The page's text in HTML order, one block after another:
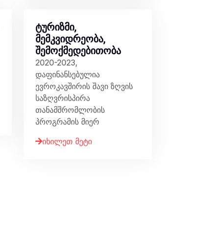
ტურიზმი,
მემკვიდრეობა,
შემოქმედებითობა
2020-2023,
დაფინანსებულია
ევროკავშირის შავი ზღვის
საზღვრისპირა
თანამშრომლობის
პროგრამის მიერ
იხილეთ მეტი